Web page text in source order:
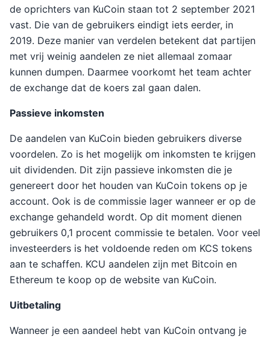
de oprichters van KuCoin staan tot 2 september 2021
vast. Die van de gebruikers eindigt iets eerder, in
2019. Deze manier van verdelen betekent dat partijen
met vrij weinig aandelen ze niet allemaal zomaar
kunnen dumpen. Daarmee voorkomt het team achter
de exchange dat de koers zal gaan dalen.
Passieve inkomsten
De aandelen van KuCoin bieden gebruikers diverse
voordelen. Zo is het mogelijk om inkomsten te krijgen
uit dividenden. Dit zijn passieve inkomsten die je
genereert door het houden van KuCoin tokens op je
account. Ook is de commissie lager wanneer er op de
exchange gehandeld wordt. Op dit moment dienen
gebruikers 0,1 procent commissie te betalen. Voor veel
investeerders is het voldoende reden om KCS tokens
aan te schaffen. KCU aandelen zijn met Bitcoin en
Ethereum te koop op de website van KuCoin.
Uitbetaling
Wanneer je een aandeel hebt van KuCoin ontvang je